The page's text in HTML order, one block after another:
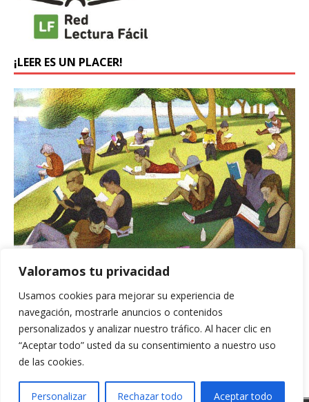
Valoramos tu privacidad
Usamos cookies para mejorar su experiencia de
navegación, mostrarle anuncios o contenidos
personalizados y analizar nuestro tráfico. Al hacer clic en
“Aceptar todo” usted da su consentimiento a nuestro uso
de las cookies.
Personalizar Rechazar todo Aceptar todo
¡LEER ES UN PLACER!
BUSCADOR